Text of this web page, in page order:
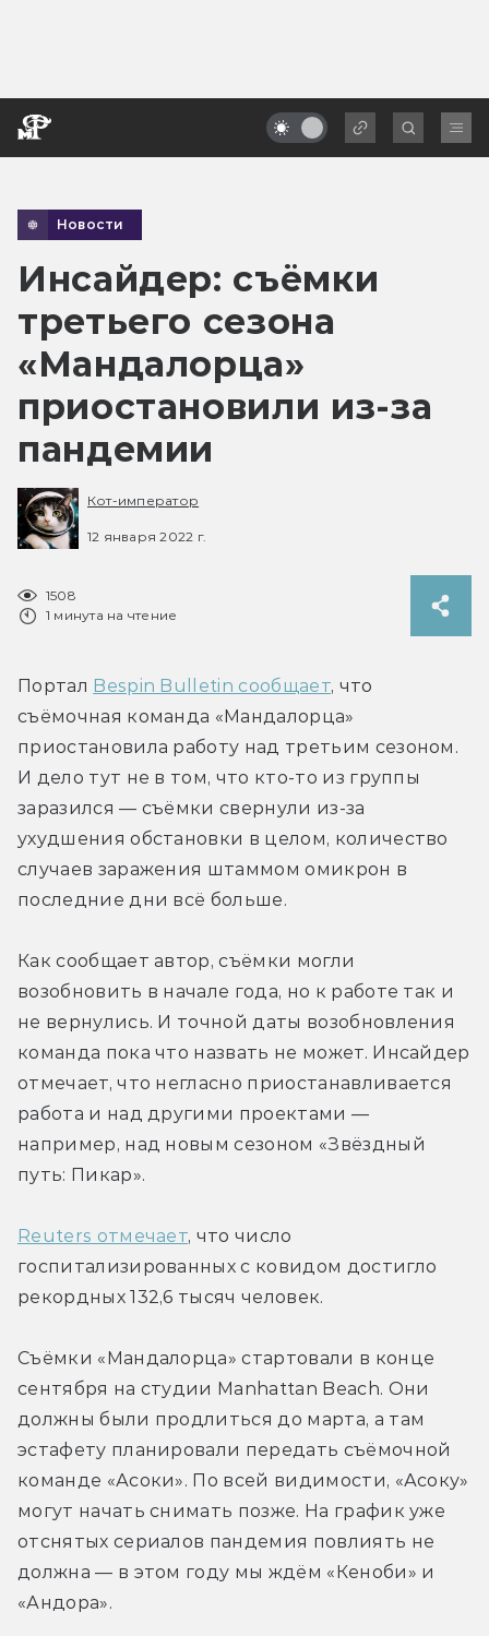
Новости
Инсайдер: съёмки
третьего сезона
«Мандалорца»
приостановили из-за
пандемии
Кот-император
12 января 2022 г.
1508
1 минута на чтение
Портал Bespin Bulletin сообщает, что
съёмочная команда «Мандалорца»
приостановила работу над третьим сезоном.
И дело тут не в том, что кто-то из группы
заразился — съёмки свернули из-за
ухудшения обстановки в целом, количество
случаев заражения штаммом омикрон в
последние дни всё больше.
Как сообщает автор, съёмки могли
возобновить в начале года, но к работе так и
не вернулись. И точной даты возобновления
команда пока что назвать не может. Инсайдер
отмечает, что негласно приостанавливается
работа и над другими проектами —
например, над новым сезоном «Звёздный
путь: Пикар».
Reuters отмечает, что число
госпитализированных с ковидом достигло
рекордных 132,6 тысяч человек.
Съёмки «Мандалорца» стартовали в конце
сентября на студии Manhattan Beach. Они
должны были продлиться до марта, а там
эстафету планировали передать съёмочной
команде «Асоки». По всей видимости, «Асоку»
могут начать снимать позже. На график уже
отснятых сериалов пандемия повлиять не
должна — в этом году мы ждём «Кеноби» и
«Андора».